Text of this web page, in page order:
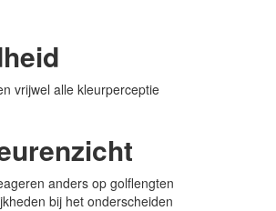
vrijwel alle kleurperceptie
anders op golflengten
bij het onderscheiden